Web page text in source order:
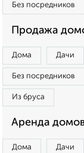
Без посредников
Продажа
Дома Дачи
Без посредников
Из бруса
Аренда
Дома Дачи